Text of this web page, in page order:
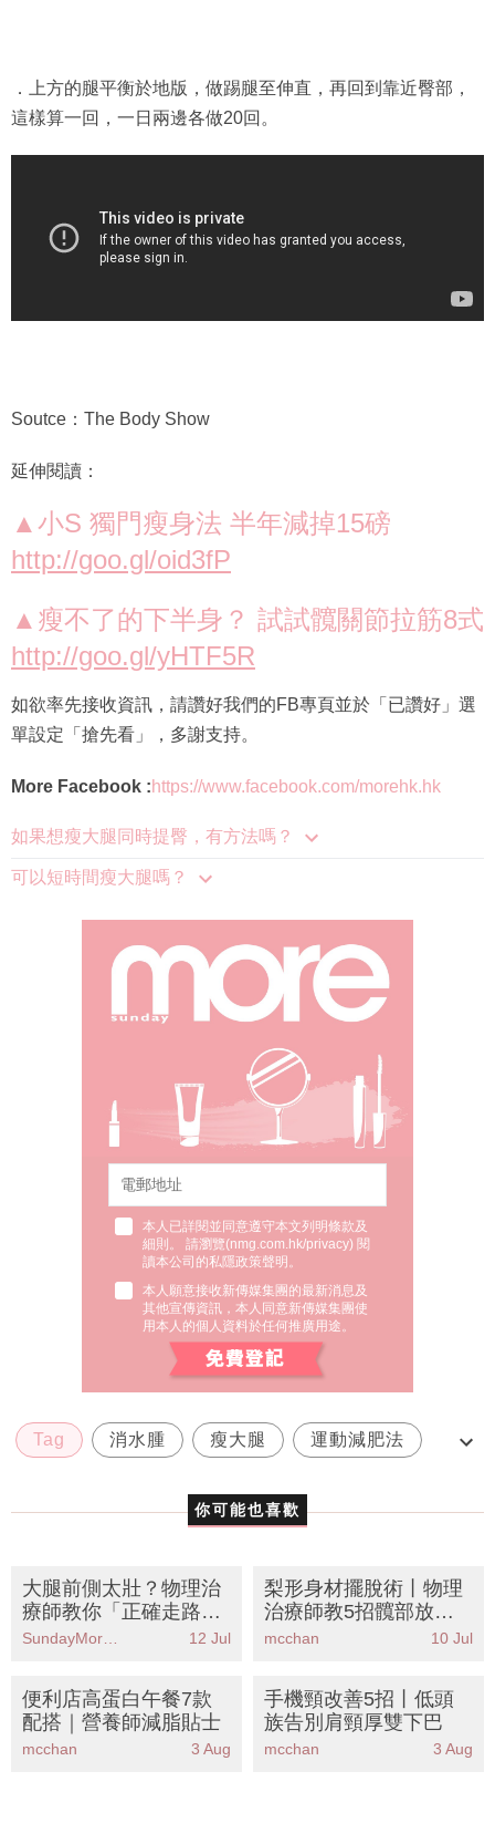
．上方的腿平衡於地版，做踢腿至伸直，再回到靠近臀部，
這樣算一回，一日兩邊各做20回。
Soutce：The Body Show
延伸閱讀：
▲小S 獨門瘦身法 半年減掉15磅
http://goo.gl/oid3fP
▲瘦不了的下半身？ 試試髖關節拉筋8式
http://goo.gl/yHTF5R
如欲率先接收資訊，請讚好我們的FB專頁並於「已讚好」選
單設定「搶先看」，多謝支持。
More Facebook :https://www.facebook.com/morehk.hk
如果想瘦大腿同時提臀，有方法嗎？
可以短時間瘦大腿嗎？
本人已詳閱並同意遵守本文列明條款及
細則。 請瀏覽(nmg.com.hk/privacy) 閱
讀本公司的私隱政策聲明。
本人願意接收新傳媒集團的最新消息及
其他宣傳資訊，本人同意新傳媒集團使
用本人的個人資料於任何推廣用途。
Tag 消水腫 瘦大腿 運動減肥法
你可能也喜歡
大腿前側太壯？物理治
療師教你「正確走路」
丨6個動作KO假性粗腿
SundayMore編輯部 12 Jul
梨形身材擺脫術丨物理
治療師教5招髖部放鬆
動作 踢走假胯寬大腿外
mcchan 10 Jul
便利店高蛋白午餐7款
配搭｜營養師減脂貼士
mcchan 3 Aug
手機頸改善5招丨低頭
族告別肩頸厚雙下巴
mcchan 3 Aug